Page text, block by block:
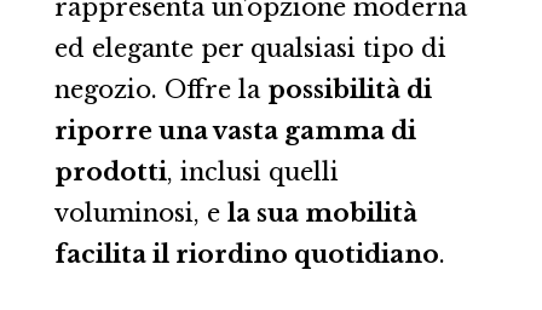
rappresenta un’opzione moderna
ed elegante per qualsiasi tipo di
negozio. Offre la possibilità di
riporre una vasta gamma di
prodotti, inclusi quelli
voluminosi, e la sua mobilità
facilita il riordino quotidiano.